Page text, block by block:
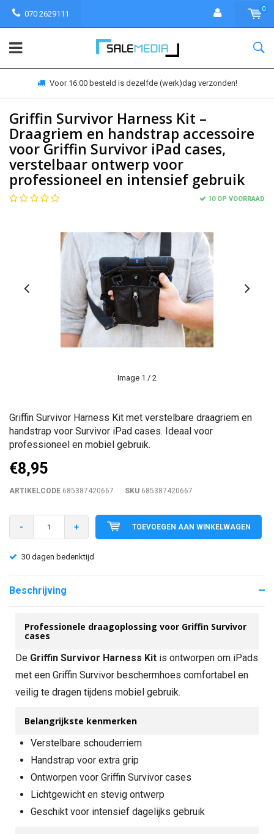
070 2629111
0
Voor 16:00 besteld is dezelfde (werk)dag verzonden!
Griffin Survivor Harness Kit –
Draagriem en handstrap accessoire
voor Griffin Survivor iPad cases,
verstelbaar ontwerp voor
professioneel en intensief gebruik
10 OP VOORRAAD
Image 1 / 2
Griffin Survivor Harness Kit met verstelbare draagriem en
handstrap voor Survivor iPad cases. Ideaal voor
professioneel en mobiel gebruik.
€8,95
ARTIKELCODE 685387420667 SKU 685387420667
- + TOEVOEGEN AAN WINKELWAGEN
30 dagen bedenktijd
Beschrijving
Professionele draagoplossing voor Griffin Survivor
cases
De Griffin Survivor Harness Kit is ontworpen om iPads
met een Griffin Survivor beschermhoes comfortabel en
veilig te dragen tijdens mobiel gebruik.
Belangrijkste kenmerken
Verstelbare schouderriem
Handstrap voor extra grip
Ontworpen voor Griffin Survivor cases
Lichtgewicht en stevig ontwerp
Geschikt voor intensief dagelijks gebruik